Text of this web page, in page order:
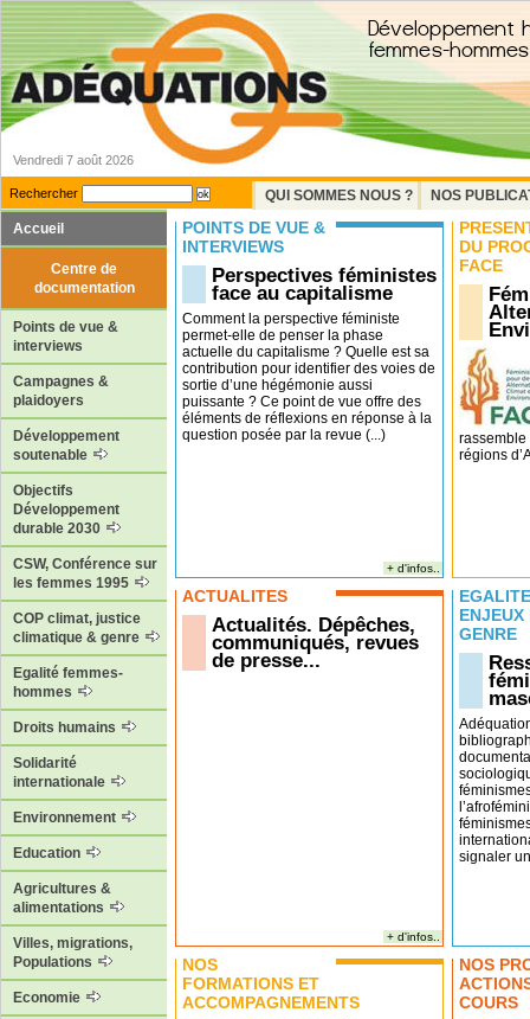
Vendredi 7 août 2026
Rechercher QUI SOMMES NOUS ?
NOS
Accueil
Centre de
documentation
Points de vue &
interviews
Campagnes &
plaidoyers
Développement
soutenable
Objectifs
Développement
durable 2030
CSW, Conférence sur
les femmes 1995
COP climat, justice
climatique & genre
Egalité femmes-
hommes
Droits humains
Solidarité
internationale
Environnement
Education
Agricultures &
alimentations
Villes, migrations,
Populations
Economie
POINTS DE VUE &
INTERVIEWS
Perspectives féministes
face au capitalisme
Comment la perspective féministe
permet-elle de penser la phase
actuelle du capitalisme ? Quelle est sa
contribution pour identifier des voies de
sortie d’une hégémonie aussi
puissante ? Ce point de vue offre des
éléments de réflexions en réponse à la
question posée par la revue (...)
+ d'infos..
DU
FACE
rassemble
régions
ACTUALITÉS
Actualités. Dépêches,
communiqués, revues
de presse...
+ d'infos..
ENJEUX
GENRE
signaler
NOS
FORMATIONS ET
ACCOMPAGNEMENTS
NOS
COURS